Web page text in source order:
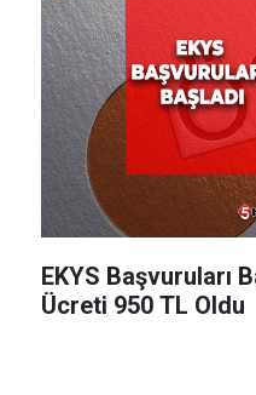
EKYS Başvuruları
Ücreti 950 TL Oldu